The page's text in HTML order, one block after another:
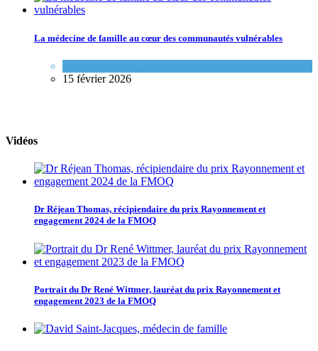
La médecine de famille au cœur des communautés vulnérables
15 février 2026
Vidéos
Dr Réjean Thomas, récipiendaire du prix Rayonnement et
engagement 2024 de la FMOQ
Portrait du Dr René Wittmer, lauréat du prix Rayonnement et
engagement 2023 de la FMOQ